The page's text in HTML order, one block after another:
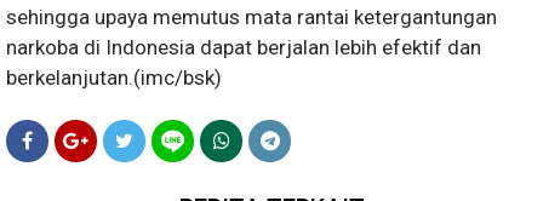
sehingga upaya memutus mata rantai ketergantungan
narkoba di Indonesia dapat berjalan lebih efektif dan
berkelanjutan.(imc/bsk)